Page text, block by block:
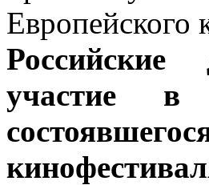
Российские
участие в